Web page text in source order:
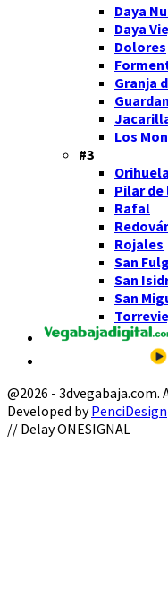
Daya
Daya
Dolores
Granja
Los
#3
Orihuela
Pilar de
Rafal
Rojales
San
San
San
@2026 - 3dvegabaja.com.
Developed byPenciDesign
Facebook
Twitter
Instagram
Youtube
Email
// Delay ONESIGNAL